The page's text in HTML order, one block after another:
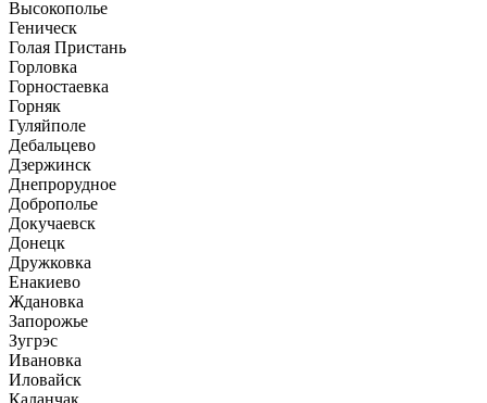
Высокополье
Геническ
Голая Пристань
Горловка
Горностаевка
Горняк
Гуляйполе
Дебальцево
Дзержинск
Днепрорудное
Доброполье
Докучаевск
Донецк
Дружковка
Енакиево
Ждановка
Запорожье
Зугрэс
Ивановка
Иловайск
Каланчак